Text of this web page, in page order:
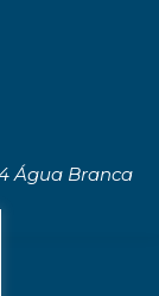
Água Branca